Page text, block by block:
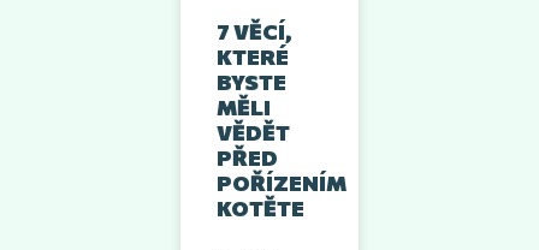
7 VĚCÍ,
KTERÉ
BYSTE
MĚLI
VĚDĚT
PŘED
POŘÍZENÍM
KOTĚTE